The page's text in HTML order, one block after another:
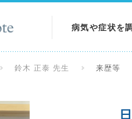
病気や症状を
鈴木 正泰 先生 来歴等